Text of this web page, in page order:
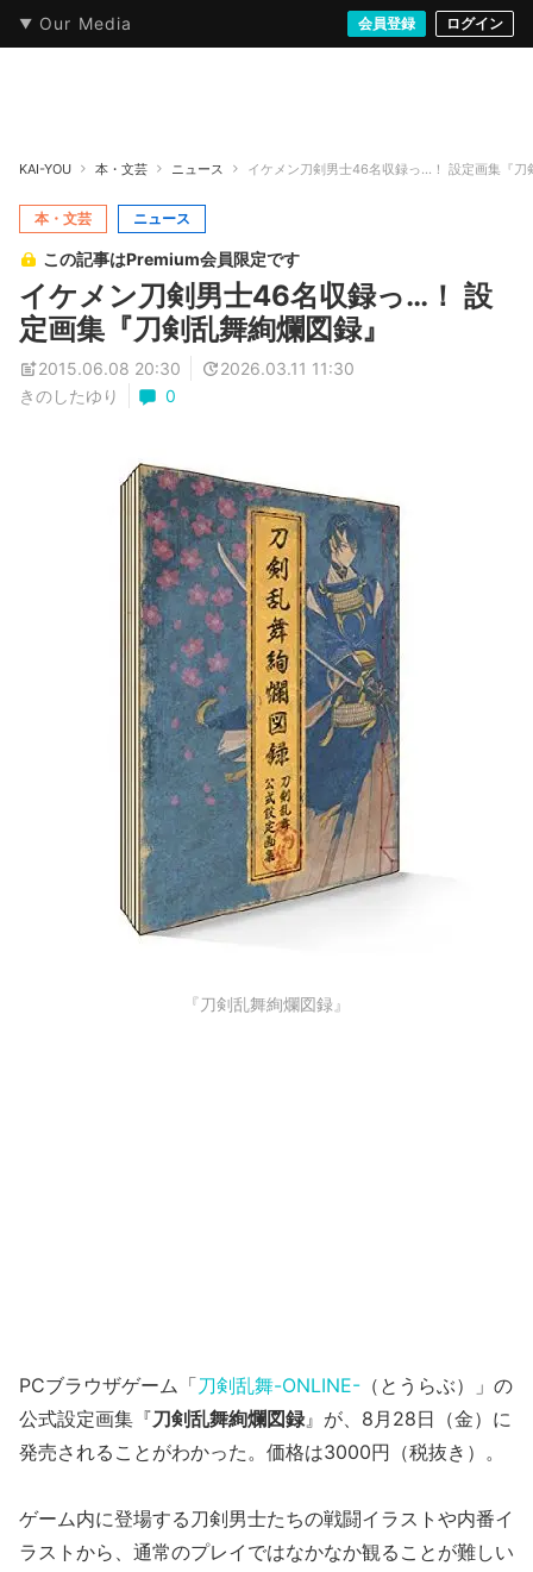
Our Media 会員登録 ログイン
本・文芸 情報化社会 音楽・映像 ゲームストリート
KAI-YOU 本・文芸 ニュース イケメン刀剣男士46名収録っ…！ 設定画集『刀
本・文芸 ニュース
この記事はPremium会員限定です
イケメン刀剣男士46名収録っ…！ 設
定画集『刀剣乱舞絢爛図録』
2015.06.08 20:30
2026.03.11 11:30
きのしたゆり
0
『刀剣乱舞絢爛図録』
PCブラウザゲーム「刀剣乱舞-ONLINE- （とうらぶ）」の
公式設定画集『刀剣乱舞絢爛図録』が、8月28日（金）に
発売されることがわかった。価格は3000円（税抜き）。
ゲーム内に登場する刀剣男士たちの戦闘イラストや内番イ
ラストから、通常のプレイではなかなか観ることが難しい